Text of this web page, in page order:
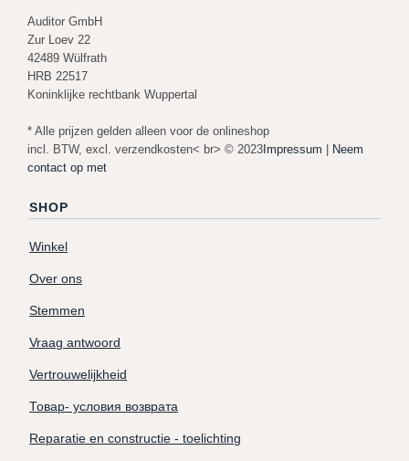
Auditor GmbH
Zur Loev 22
42489 Wülfrath
HRB 22517
Koninklijke rechtbank Wuppertal
* Alle prijzen gelden alleen voor de onlineshop
incl. BTW, excl. verzendkosten< br> © 2023Impressum | Neem
contact op met
SHOP
Winkel
Over ons
Stemmen
Vraag antwoord
Vertrouwelijkheid
Товар- условия возврата
Reparatie en constructie - toelichting